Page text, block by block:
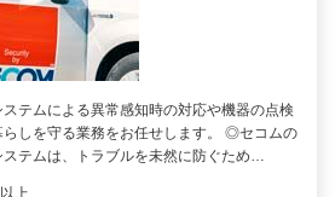
テムによる異常感知時の対応や機器の点検
らしを守る業務をお任せします。 ◎セコムの
ステムは、トラブルを未然に防ぐため…
上